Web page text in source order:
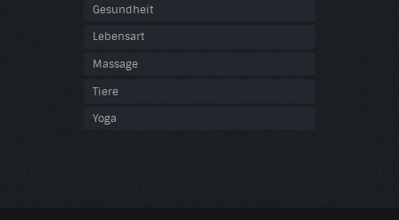
Gesundheit
Lebensart
Massage
Tiere
Yoga